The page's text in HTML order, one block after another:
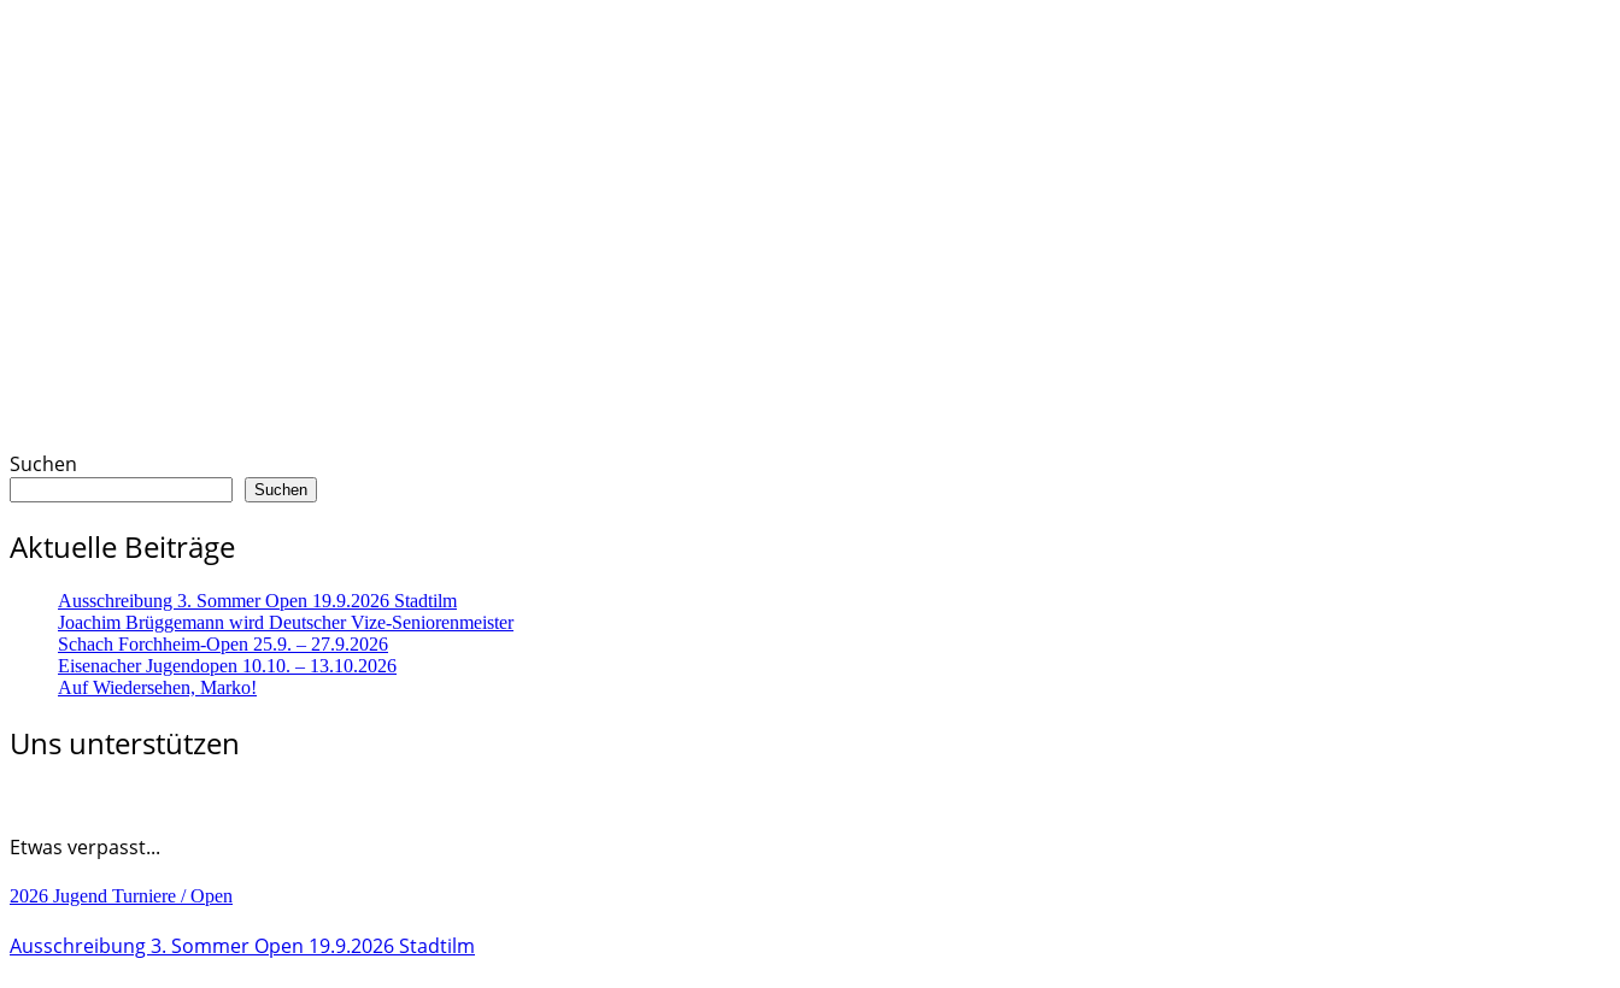
Suchen
Suchen
Aktuelle Beiträge
Ausschreibung 3. Sommer Open 19.9.2026 Stadtilm
Joachim Brüggemann wird Deutscher Vize-Seniorenmeister
Schach Forchheim-Open 25.9. – 27.9.2026
Eisenacher Jugendopen 10.10. – 13.10.2026
Auf Wiedersehen, Marko!
Uns unterstützen
Etwas verpasst...
2026 Jugend Turniere / Open
Ausschreibung 3. Sommer Open 19.9.2026 Stadtilm